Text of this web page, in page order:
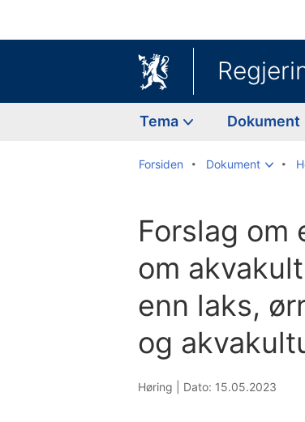
Tema Dokument
Forsiden Dokument
Forslag om
om
enn laks,
og
Høring | Dato: 15.05.2023